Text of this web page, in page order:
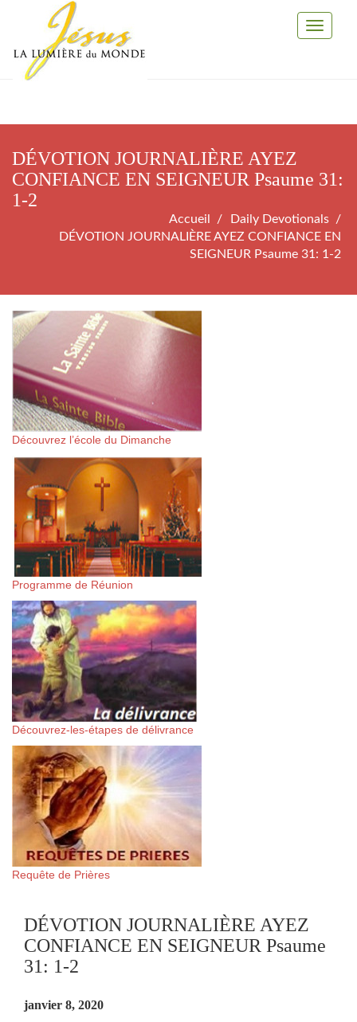
Toggle
DÉVOTION JOURNALIÈRE AYEZ
CONFIANCE EN SEIGNEUR Psaume 31:
1-2
Accueil
Daily Devotionals
DÉVOTION JOURNALIÈRE AYEZ CONFIANCE EN
SEIGNEUR Psaume 31: 1-2
Découvrez l’école du Dimanche
Programme de Réunion
Découvrez-les-étapes de délivrance
Requête de Prières
DÉVOTION JOURNALIÈRE AYEZ
CONFIANCE EN SEIGNEUR Psaume
31: 1-2
janvier 8, 2020